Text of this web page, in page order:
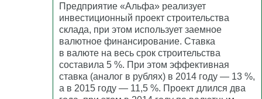
Предприятие «Альфа» реализует
инвестиционный проект строительства
склада, при этом использует заемное
валютное финансирование. Ставка
в валюте на весь срок строительства
составила 5 %. При этом эффективная
ставка (аналог в рублях) в 2014 году — 13 %,
а в 2015 году — 11,5 %. Проект длился два